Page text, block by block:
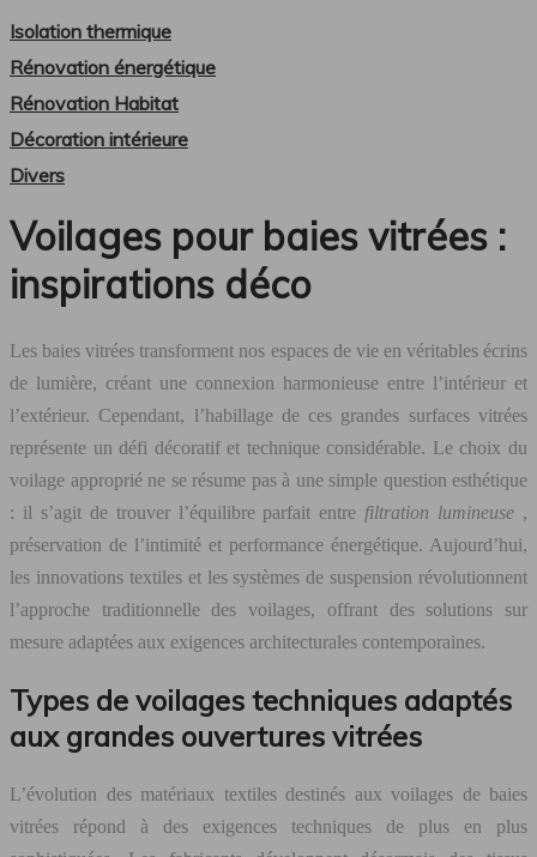
Isolation thermique
Rénovation énergétique
Rénovation Habitat
Décoration intérieure
Divers
Voilages pour baies vitrées :
inspirations déco
Les baies vitrées transforment nos espaces de vie en véritables écrins
de lumière, créant une connexion harmonieuse entre l’intérieur et
l’extérieur. Cependant, l’habillage de ces grandes surfaces vitrées
représente un défi décoratif et technique considérable. Le choix du
voilage approprié ne se résume pas à une simple question esthétique
: il s’agit de trouver l’équilibre parfait entre filtration lumineuse ,
préservation de l’intimité et performance énergétique. Aujourd’hui,
les innovations textiles et les systèmes de suspension révolutionnent
l’approche traditionnelle des voilages, offrant des solutions sur
mesure adaptées aux exigences architecturales contemporaines.
Types de voilages techniques adaptés
aux grandes ouvertures vitrées
L’évolution des matériaux textiles destinés aux voilages de baies
vitrées répond à des exigences techniques de plus en plus